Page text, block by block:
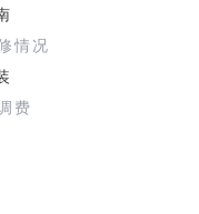
情况
费